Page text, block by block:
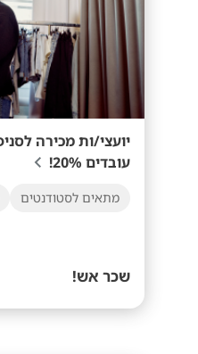
עובדים 20%!
מתאים לסטודנטים
שכר אש!